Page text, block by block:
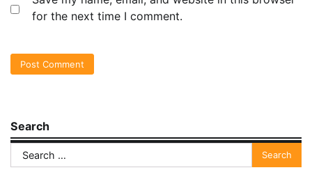
for the next time I comment.
Search
Search
for: